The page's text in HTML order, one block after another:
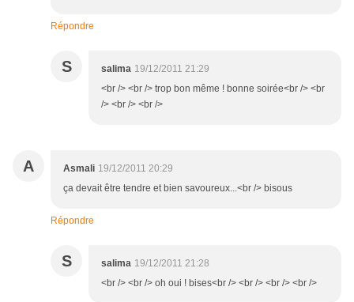
Répondre
S salima 19/12/2011 21:29
<br /> <br /> trop bon même ! bonne soirée<br /> <br
/> <br /> <br />
A Asmali 19/12/2011 20:29
ça devait être tendre et bien savoureux...<br /> bisous
Répondre
S salima 19/12/2011 21:28
<br /> <br /> oh oui ! bises<br /> <br /> <br /> <br />